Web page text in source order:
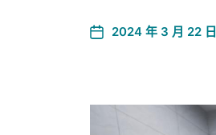
2024 年 3 月 22 日